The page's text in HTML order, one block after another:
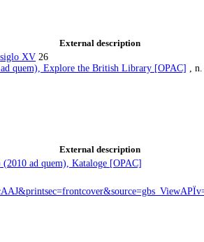
External description
XV 26
quem), Explore the British Library [OPAC] ,
External description
ad quem), Kataloge [OPAC]